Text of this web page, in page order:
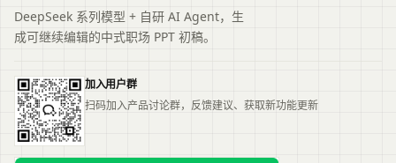
DeepSeek 系列模型 + 自研 AI Agent，生
成可继续编辑的中式职场 PPT 初稿。
加入用户群
扫码加入产品讨论群，反馈建议、获取新功能更新